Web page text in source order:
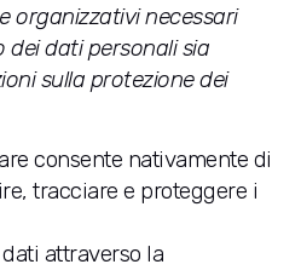
organizzativi necessari
dati personali sia
sulla protezione dei
consente nativamente di
tracciare e proteggere i
attraverso la